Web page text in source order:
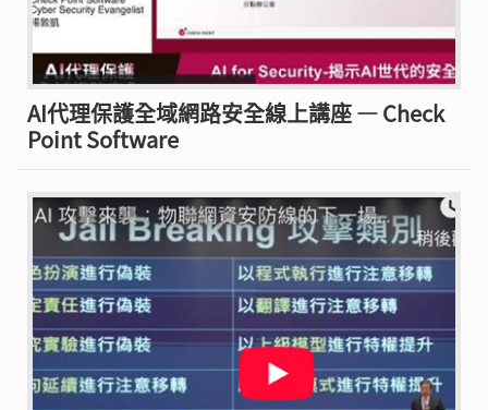
AI代理保護全域網路安全線上講座 — Check
Point Software